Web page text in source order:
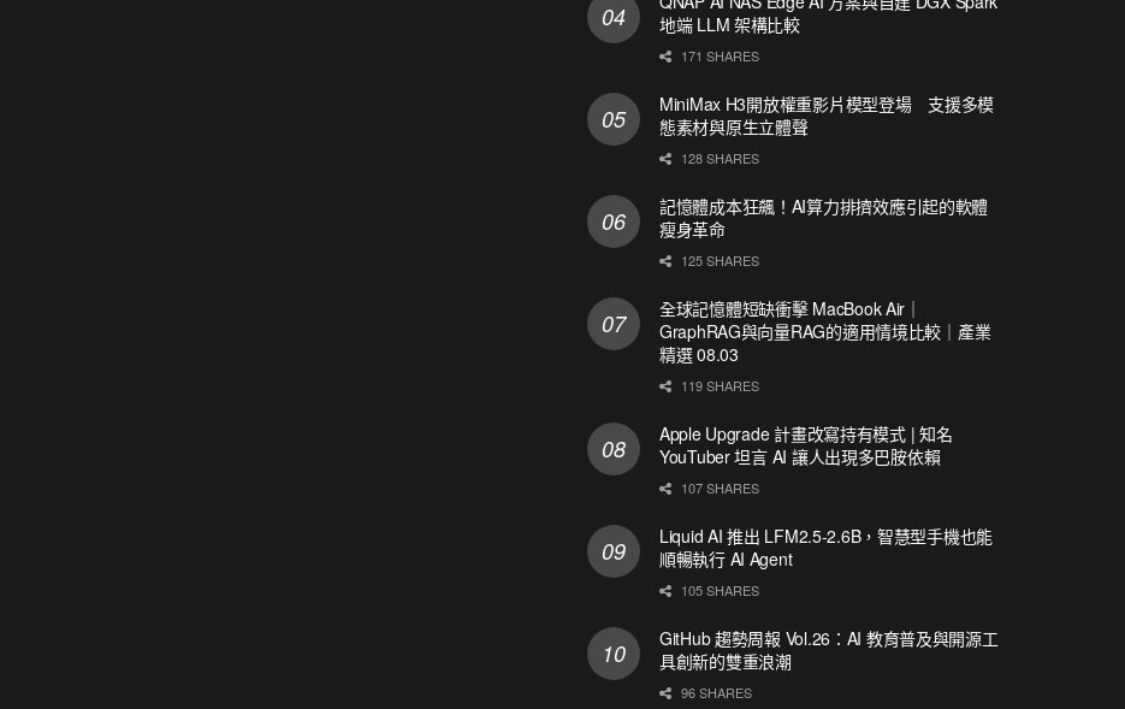
地端 LLM 架構比較
171 SHARES
MiniMax H3開放權重影片模型登場 支援多模
態素材與原生立體聲
128 SHARES
記憶體成本狂飆！AI算力排擠效應引起的軟體
瘦身革命
125 SHARES
全球記憶體短缺衝擊 MacBook Air｜
GraphRAG與向量RAG的適用情境比較｜產業
精選 08.03
119 SHARES
Apple Upgrade 計畫改寫持有模式 | 知名
YouTuber 坦言 AI 讓人出現多巴胺依賴
107 SHARES
Liquid AI 推出 LFM2.5-2.6B，智慧型手機也能
順暢執行 AI Agent
105 SHARES
GitHub 趨勢周報 Vol.26：AI 教育普及與開源工
具創新的雙重浪潮
96 SHARES